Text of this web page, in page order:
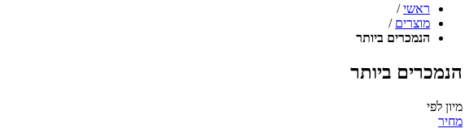
ראשי /
מוצרים /
הנמכרים ביותר
הנמכרים ביותר
מיון לפי
מחיר